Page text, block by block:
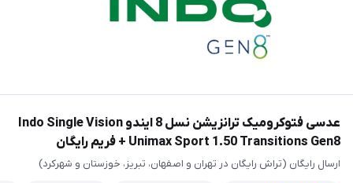
عدسی فتوکرومیک ترانزیشن نسل 8 ایندو Indo Single Vision
Unimax Sport 1.50 Transitions Gen8 + فريم رايگان
ارسال رایگان (تراش رایگان در تهران و اصفهان، تبریز، خوزستان و شهرکرد)